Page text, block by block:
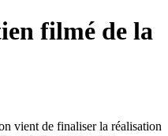
filmé de la
vient de finaliser la réalisation